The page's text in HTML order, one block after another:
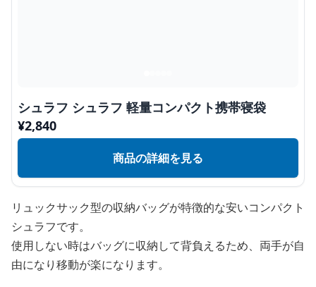
シュラフ シュラフ 軽量コンパクト携帯寝袋
¥2,840
商品の詳細を見る
リュックサック型の収納バッグが特徴的な安いコンパクト
シュラフです。
使用しない時はバッグに収納して背負えるため、両手が自
由になり移動が楽になります。